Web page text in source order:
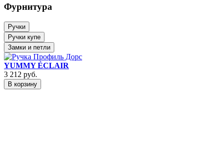
Фурнитура
Ручки
Ручки купе
Замки и петли
YUMMY ÉCLAIR
3 212 руб.
В корзину